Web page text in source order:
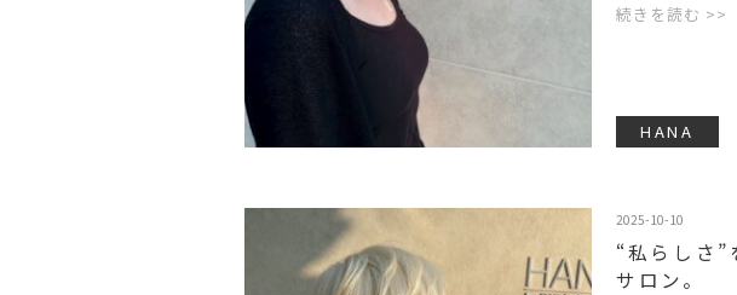
続きを読む >>
HANA
2025-10-10
“私らしさ
サロン。